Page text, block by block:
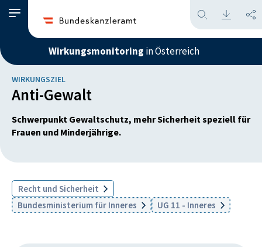
Wirkungsmonitoring in Österreich
WIRKUNGSZIEL
Anti-Gewalt
Schwerpunkt Gewaltschutz, mehr Sicherheit speziell für
Frauen und Minderjährige.
Recht und Sicherheit
Bundesministerium für Inneres
UG 11 - Inneres